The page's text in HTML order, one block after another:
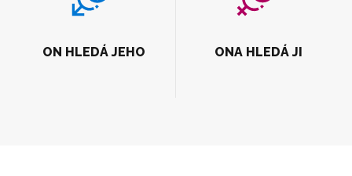
ON HLEDÁ JEHO ONA HLEDÁ JI